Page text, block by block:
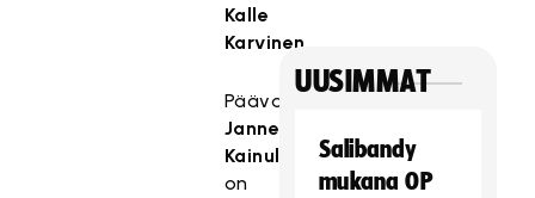
Kalle
Karvinen
Päävalmentaja
Janne
Kainulainen
on
UUSIMMAT
Salibandy
mukana OP